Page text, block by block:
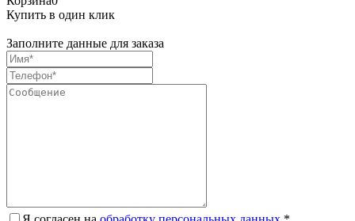
Купить в один клик
Заполните данные для заказа